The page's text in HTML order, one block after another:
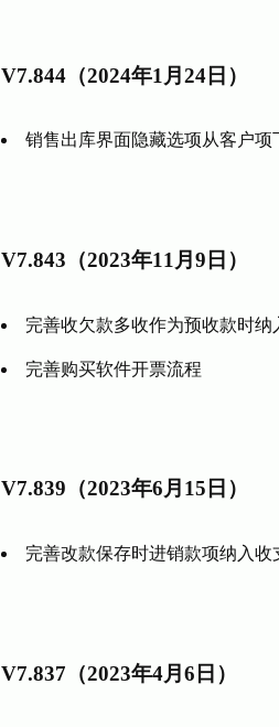
V7.844（2024年1月24日）
销售出库界面隐藏选项从客户
V7.843（2023年11月9日）
完善收欠款多收作为预收款时纳
完善购买软件开票流程
V7.839（2023年6月15日）
完善改款保存时进销款项纳入收
V7.837（2023年4月6日）